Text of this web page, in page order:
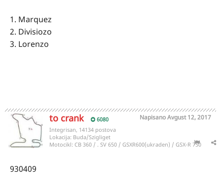
1. Marquez
2. Divisiozo
3. Lorenzo
to crank 6080 NapisanoAvgust 12, 2017
Integrisan, 14134 postova
Lokacija: Buda/Szigliget
Motocikl: CB 360 / . SV 650 / GSXR600(ukraden) / GSX-R 750
930409